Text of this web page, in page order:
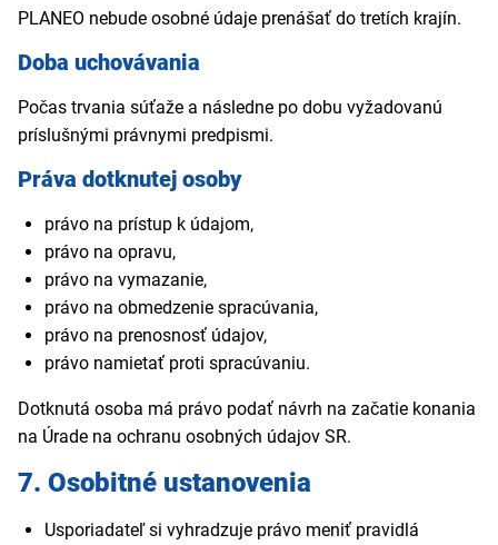
PLANEO nebude osobné údaje prenášať do tretích krajín.
Doba uchovávania
Počas trvania súťaže a následne po dobu vyžadovanú
príslušnými právnymi predpismi.
Práva dotknutej osoby
právo na prístup k údajom,
právo na opravu,
právo na vymazanie,
právo na obmedzenie spracúvania,
právo na prenosnosť údajov,
právo namietať proti spracúvaniu.
Dotknutá osoba má právo podať návrh na začatie konania
na Úrade na ochranu osobných údajov SR.
7. Osobitné ustanovenia
Usporiadateľ si vyhradzuje právo meniť pravidlá